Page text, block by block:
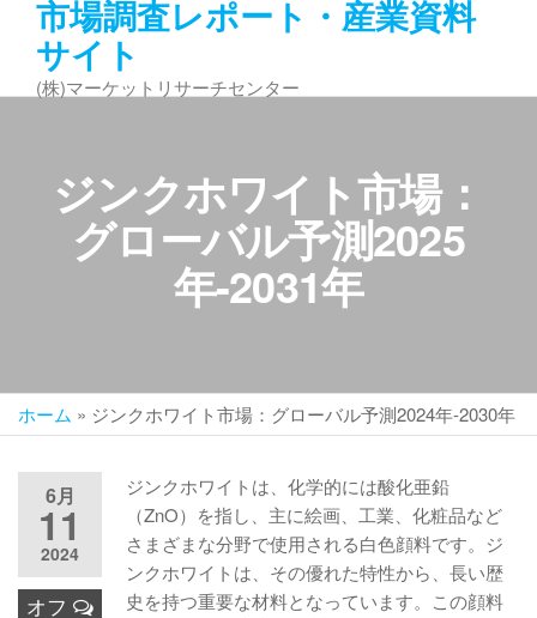
ン
市場調査レポート・産業資料
サイト
(株)マーケットリサーチセンター
ジンクホワイト市場：
グローバル予測2025
年-2031年
ホーム » ジンクホワイト市場：グローバル予測2024年-2030年
6月
11
2024
オフ
ジンクホワイトは、化学的には酸化亜鉛
（ZnO）を指し、主に絵画、工業、化粧品など
さまざまな分野で使用される白色顔料です。ジ
ンクホワイトは、その優れた特性から、長い歴
史を持つ重要な材料となっています。この顔料